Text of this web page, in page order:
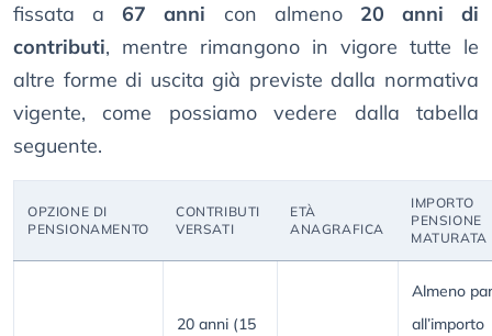
fissata a67 anni con almeno 20 anni di
contributi, mentre rimangono in vigore tutte le
altre forme di uscita già previste dalla normativa
vigente, come possiamo vedere dalla tabella
seguente.
OPZIONE DI
PENSIONAMENTO
CONTRIBUTI
VERSATI
ETÀ
ANAGRAFICA
IMPORTO
PENSIONE
MATURATA
20 anni (15
Almeno
all’importo